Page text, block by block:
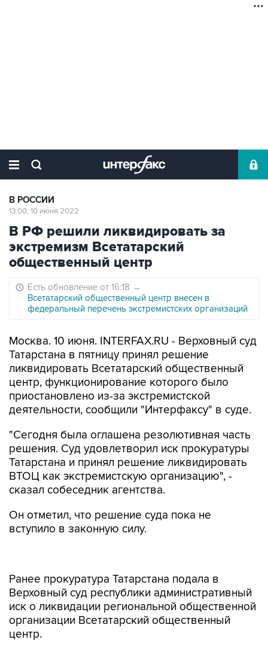
В РОССИИ
13:00, 10 июня 2022
В РФ решили ликвидировать за
экстремизм Всетатарский
общественный центр
Есть обновление от 16:18 →
Всетатарский общественный центр внесен в
федеральный перечень экстремистских организаций
Москва. 10 июня. INTERFAX.RU - Верховный суд
Татарстана в пятницу принял решение
ликвидировать Всетатарский общественный
центр, функционирование которого было
приостановлено из-за экстремистской
деятельности, сообщили "Интерфаксу" в суде.
"Сегодня была оглашена резолютивная часть
решения. Суд удовлетворил иск прокуратуры
Татарстана и принял решение ликвидировать
ВТОЦ как экстремистскую организацию", -
сказал собеседник агентства.
Он отметил, что решение суда пока не
вступило в законную силу.
Ранее прокуратура Татарстана подала в
Верховный суд республики административный
иск о ликвидации региональной общественной
организации Всетатарский общественный
центр.